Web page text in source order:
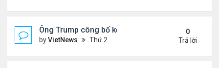
Ông Trump công bố kế hoạch chấm dứt chiến sự
byVietNews Thứ 2 Tháng 9 29, 2025 4:47 pm
0
Trả lời